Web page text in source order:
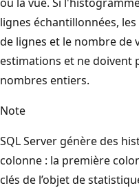
lignes échantillonnées,
de lignes et le nombre de
estimations et ne doivent
nombres entiers.
Note
SQL Server génère des
colonne : la première
clés de l’objet de